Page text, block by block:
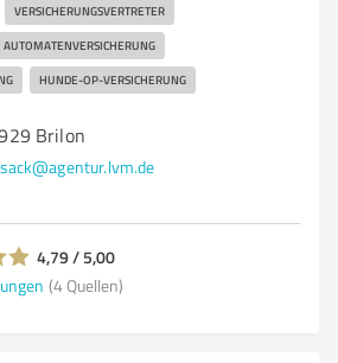
VERSICHERUNGSVERTRETER
AUTOMATENVERSICHERUNG
HUNDE-OP-VERSICHERUNG
Brilon
4,79 / 5,00
(4 Quellen)